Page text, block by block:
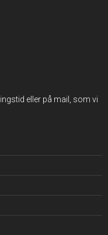
eller på mail, som vi